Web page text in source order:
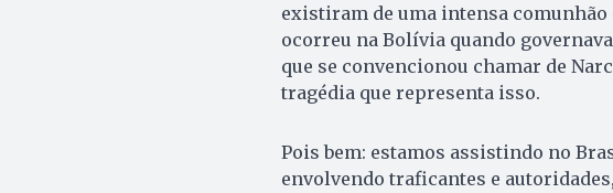
existiram de uma intensa
ocorreu na Bolívia quando
que se convencionou chamar de
tragédia que representa isso.
Pois bem: estamos assistindo no
envolvendo traficantes e